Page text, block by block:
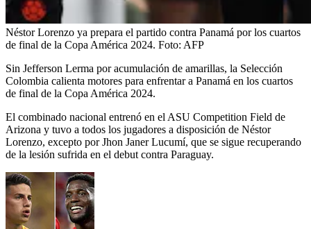
Néstor Lorenzo ya prepara el partido contra Panamá por los cuartos
de final de la Copa América 2024. Foto: AFP
Sin Jefferson Lerma por acumulación de amarillas, la Selección
Colombia calienta motores para enfrentar a Panamá en los cuartos
de final de la Copa América 2024.
El combinado nacional entrenó en el ASU Competition Field de
Arizona y tuvo a todos los jugadores a disposición de Néstor
Lorenzo, excepto por Jhon Janer Lucumí, que se sigue recuperando
de la lesión sufrida en el debut contra Paraguay.